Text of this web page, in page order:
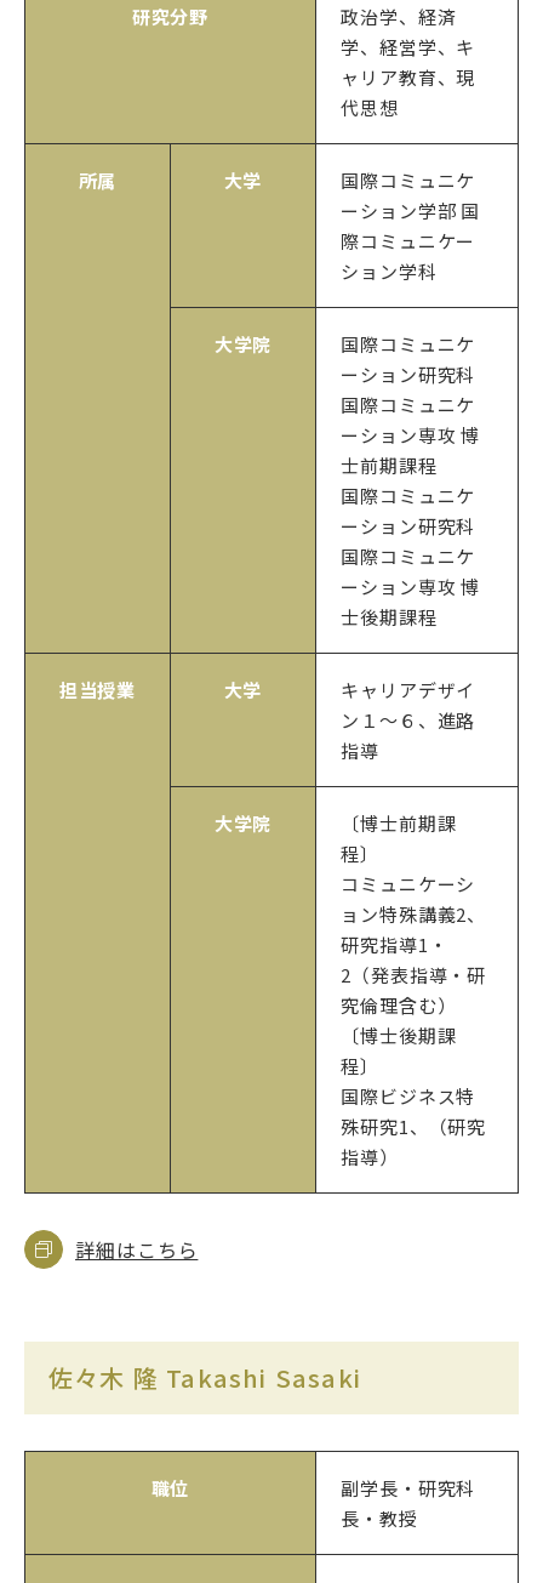
研究分野
政治学、経済
学、経営学、キ
ャリア教育、現
代思想
所属 大学
国際コミュニケ
ーション学部 国
際コミュニケー
ション学科
大学院
国際コミュニケ
ーション研究科
国際コミュニケ
ーション専攻 博
士前期課程
国際コミュニケ
ーション研究科
国際コミュニケ
ーション専攻 博
士後期課程
担当授業 大学
キャリアデザイ
ン１〜６、進路
指導
大学院
〔博士前期課
程〕
コミュニケーシ
ョン特殊講義2、
研究指導1・
2（発表指導・研
究倫理含む）
〔博士後期課
程〕
国際ビジネス特
殊研究1、（研究
指導）
詳細はこちら
佐々木 隆 Takashi Sasaki
職位
副学長・研究科
長・教授